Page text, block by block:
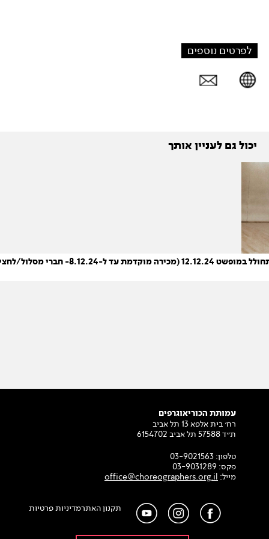
לפרטים נוספים
יכול גם לעניין אותך
ל-8.12.24- חברי מסלול/לחצי היום השני)
עמותת הכוריאוגרפים
רח׳ בית אלפא 13 תל אביב
ת״ד 57588 תל אביב 6154702
טלפון: 03-9021563
פקס: 03-9031289
מייל: office@choreographers.org.il
תקנון האתרמדיניות פרטיות